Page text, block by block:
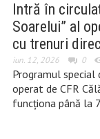
Intră în
Soarelui” al
cu trenuri
iun. 12, 2026 0
Programul special
operat de CFR
funcționa până la